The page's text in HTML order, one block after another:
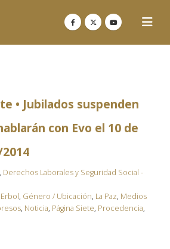
• Jubilados suspenden
con Evo el 10 de
Derechos Laborales y Seguridad Social -
Erbol, Género / Ubicación, La Paz, Medios
, Noticia, Página Siete, Procedencia,